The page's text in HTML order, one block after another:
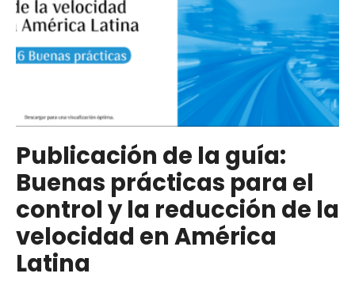
Publicación de la guía:
Buenas prácticas para el
control y la reducción de la
velocidad en América
Latina